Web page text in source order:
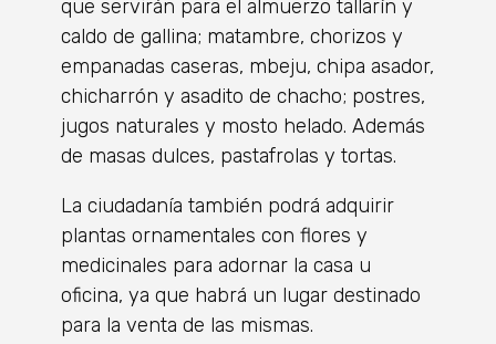
que servirán para el almuerzo tallarín y
caldo de gallina; matambre, chorizos y
empanadas caseras, mbeju, chipa asador,
chicharrón y asadito de chacho; postres,
jugos naturales y mosto helado. Además
de masas dulces, pastafrolas y tortas.
La ciudadanía también podrá adquirir
plantas ornamentales con flores y
medicinales para adornar la casa u
oficina, ya que habrá un lugar destinado
para la venta de las mismas.